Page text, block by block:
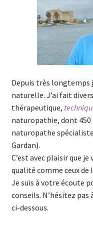
Depuis très longtemps
naturelle. J’ai fait
thérapeutique,
naturopathie, dont 450
naturopathe
Gardan).
C’est avec plaisir que
qualité comme ceux de
Je suis à votre écoute
conseils. N’hésitez
ci-dessous.